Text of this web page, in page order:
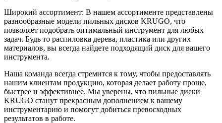
Широкий ассортимент: В нашем ассортименте представлены
разнообразные модели пильных дисков KRUGO, что
позволяет подобрать оптимальный инструмент для любых
задач. Будь то распиловка дерева, пластика или других
материалов, вы всегда найдете подходящий диск для вашего
инструмента.
Наша команда всегда стремится к тому, чтобы предоставлять
нашим клиентам продукцию, которая делает работу проще,
быстрее и эффективнее. Мы уверены, что пильные диски
KRUGO станут прекрасным дополнением к вашему
инструментарию и помогут добиться превосходных
результатов в работе.